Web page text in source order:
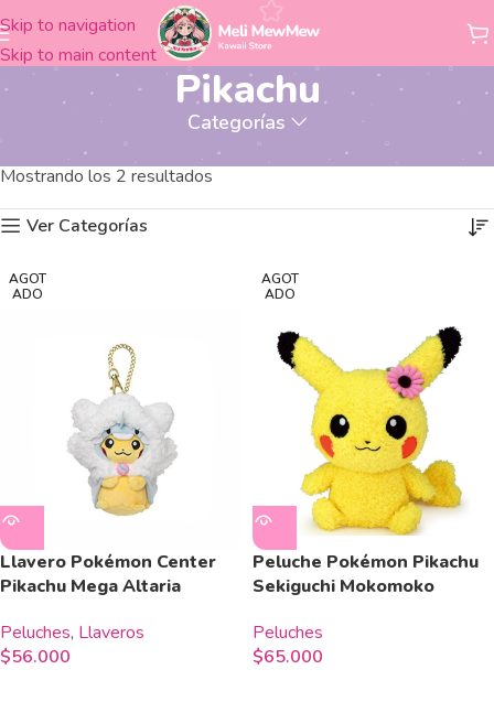
Skip to navigation
Skip to main content
Pikachu
Categorías
Productos etiquetados “Pikachu”
Mostrando los 2 resultados
Ver Categorías
AGOT
ADO
Llavero Pokémon Center
Pikachu Mega Altaria
Peluches, Llaveros
$56.000
AGOT
ADO
Peluche Pokémon Pikachu
Sekiguchi Mokomoko
Peluches
$65.000